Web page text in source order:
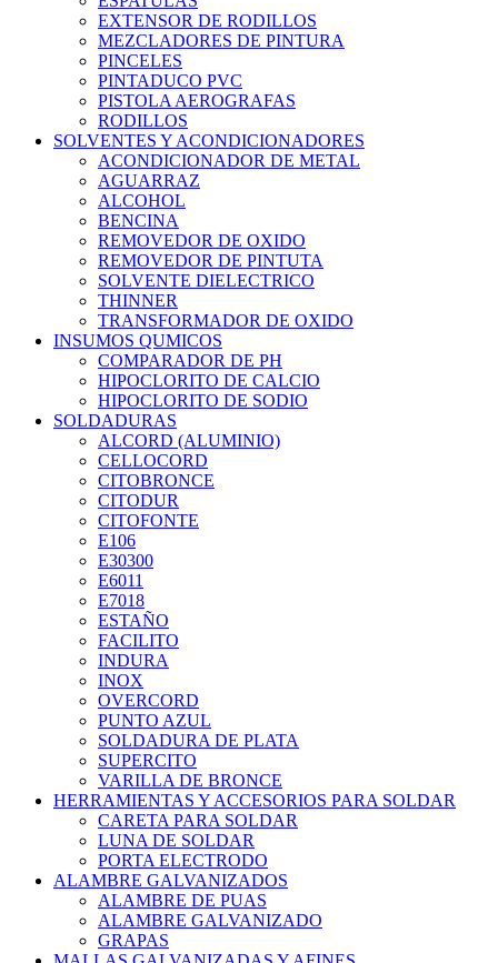
EXTENSOR DE RODILLOS
MEZCLADORES DE PINTURA
PINCELES
PINTADUCO PVC
PISTOLA AEROGRAFAS
RODILLOS
SOLVENTES Y ACONDICIONADORES
ACONDICIONADOR DE METAL
AGUARRAZ
ALCOHOL
BENCINA
REMOVEDOR DE OXIDO
REMOVEDOR DE PINTUTA
SOLVENTE DIELECTRICO
THINNER
TRANSFORMADOR DE OXIDO
INSUMOS QUMICOS
COMPARADOR DE PH
HIPOCLORITO DE CALCIO
HIPOCLORITO DE SODIO
SOLDADURAS
ALCORD (ALUMINIO)
CELLOCORD
CITOBRONCE
CITODUR
CITOFONTE
E106
E30300
E6011
E7018
ESTAÑO
FACILITO
INDURA
INOX
OVERCORD
PUNTO AZUL
SOLDADURA DE PLATA
SUPERCITO
VARILLA DE BRONCE
HERRAMIENTAS Y ACCESORIOS PARA SOLDAR
CARETA PARA SOLDAR
LUNA DE SOLDAR
PORTA ELECTRODO
ALAMBRE GALVANIZADOS
ALAMBRE DE PUAS
ALAMBRE GALVANIZADO
GRAPAS